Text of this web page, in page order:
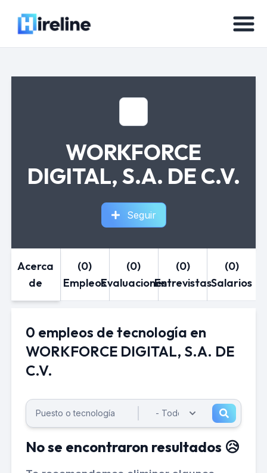
WORKFORCE
DIGITAL, S.A. DE C.V.
Seguir
Acerca
de
(0)
Empleos
(0)
Evaluaciones
(0)
Entrevistas
(0)
Salarios
0 empleos de tecnología en
WORKFORCE DIGITAL, S.A. DE
C.V.
No se encontraron resultados 😥